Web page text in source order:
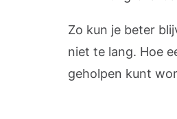
Zo kun je beter
niet te lang. Hoe
geholpen kunt